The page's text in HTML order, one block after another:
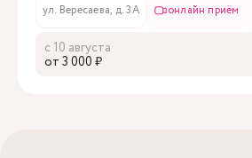
ул. Вересаева, д. 3А онлайн приём
с 10 августа
oт 3 000 ₽